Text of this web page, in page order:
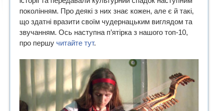
поколінням. Про деякі з них знає кожен, але є й такі,
що здатні вразити своїм чудернацьким виглядом та
звучанням. Ось наступна п’ятірка з нашого топ-10,
про першу читайте тут.